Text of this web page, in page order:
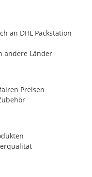
an DHL Packstation
andere Länder
Preisen